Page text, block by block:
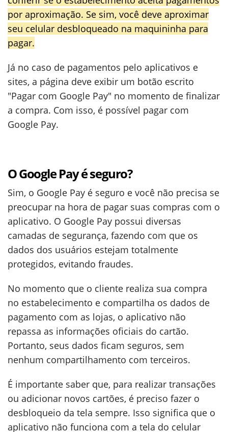
por aproximação. Se sim, você deve aproximar
seu celular desbloqueado na maquininha para
pagar.
Já no caso de pagamentos pelo aplicativos e
sites, a página deve exibir um botão escrito
"Pagar com Google Pay" no momento de finalizar
a compra. Com isso, é possível pagar com
Google Pay.
O Google Pay é seguro?
Sim, o Google Pay é seguro e você não precisa se
preocupar na hora de pagar suas compras com o
aplicativo. O Google Pay possui diversas
camadas de segurança, fazendo com que os
dados dos usuários estejam totalmente
protegidos, evitando fraudes.
No momento que o cliente realiza sua compra
no estabelecimento e compartilha os dados de
pagamento com as lojas, o aplicativo não
repassa as informações oficiais do cartão.
Portanto, seus dados ficam seguros, sem
nenhum compartilhamento com terceiros.
É importante saber que, para realizar transações
ou adicionar novos cartões, é preciso fazer o
desbloqueio da tela sempre. Isso significa que o
aplicativo não funciona com a tela do celular